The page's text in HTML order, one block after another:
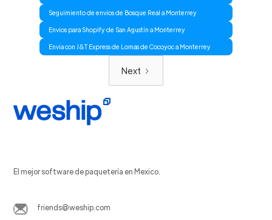
Seguimiento de envíos de Bosque Real a Monterrey
Envios para Shopify de San Agustín a Monterrey
Envia con J&T Express de Lomas de Cocoyoc a Monterrey
Next
El mejor software de paquetería en Mexico.
friends@weship.com